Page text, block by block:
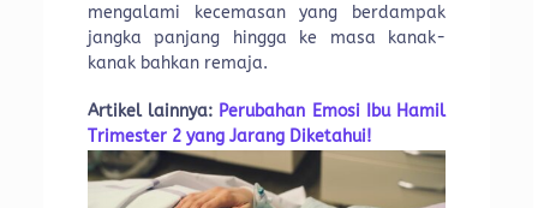
mengalami kecemasan yang berdampak
jangka panjang hingga ke masa kanak-
kanak bahkan remaja.
Artikel lainnya: Perubahan Emosi Ibu Hamil
Trimester 2 yang Jarang Diketahui!